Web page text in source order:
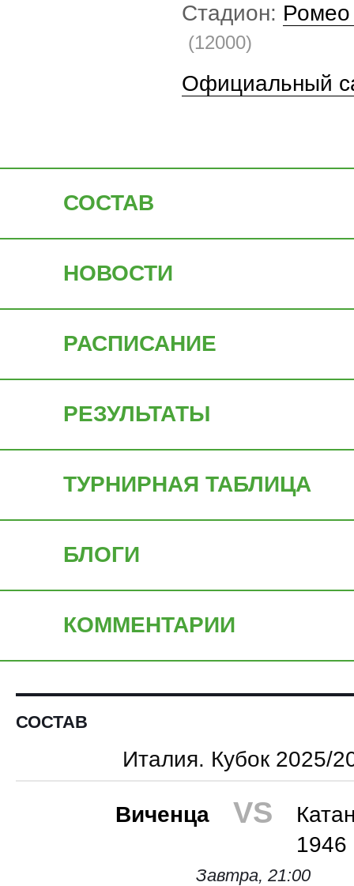
Стадион:
(12000)
Официальный
СОСТАВ
НОВОСТИ
РАСПИСАНИЕ
РЕЗУЛЬТАТЫ
ТУРНИРНАЯ ТАБЛИЦА
БЛОГИ
КОММЕНТАРИИ
СОСТАВ
Италия. Кубок 2025/
Виченца VS
1946
Завтра, 21:00